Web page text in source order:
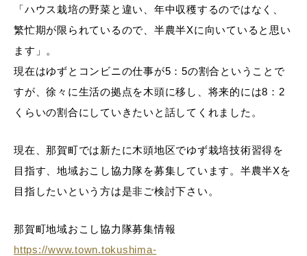
「ハウス栽培の野菜と違い、年中収穫するのではなく、
繁忙期が限られているので、半農半Xに向いていると思い
ます」。
現在はゆずとコンビニの仕事が5：5の割合ということで
すが、徐々に生活の拠点を木頭に移し、将来的には8：2
くらいの割合にしていきたいと話してくれました。
現在、那賀町では新たに木頭地区でゆず栽培技術習得を
目指す、地域おこし協力隊を募集しています。半農半Xを
目指したいという方は是非ご検討下さい。
那賀町地域おこし協力隊募集情報
https://www.town.tokushima-